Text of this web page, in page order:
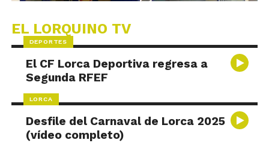
EL LORQUINO TV
DEPORTES
El CF Lorca Deportiva regresa a
Segunda RFEF
LORCA
Desfile del Carnaval de Lorca 2025
(vídeo completo)